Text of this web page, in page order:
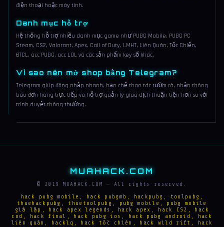
điện thoại hoặc máy tính.
Danh mục hỗ trợ
Hệ thống hỗ trợ nhiều danh mục game như PUBG Mobile, PUBG PC
Steam, CS2, Valorant, Apex, Call of Duty, LMHT, Liên Quân, Tốc Chiến,
ĐTCL, acc PUBG, acc LOL và các sản phẩm key số khác.
Vì sao nên mở shop bằng Telegram?
Telegram giúp đăng nhập nhanh, hạn chế thao tác rườm rà, nhận thông
báo đơn hàng trực tiếp và hỗ trợ quản lý giao dịch thuận tiện hơn so với
trình duyệt thông thường.
MUAHACK.COM
© 2019 MUAHACK.COM — All rights reserved.
hack pubg mobile, hack pubgmb, hackpubg, toolpubg,
thuehackpubg, thuetoolpubg, pubg mobile, pubg mobile
giả lập, hack apex legends, hack apex, hack CS2, hack
cod, hack final, hack pubg ios, hack pubg android, hack
liên quân, hacklq, hack tốc chiên, hack wild rift, hack